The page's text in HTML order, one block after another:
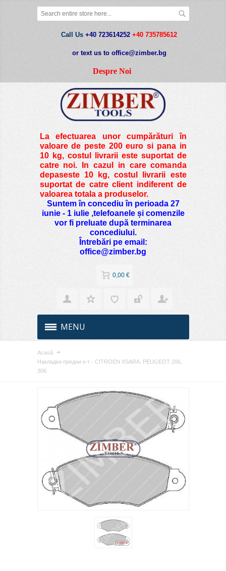
Call Us +40 723614252 +40 735785612
or text us to office@zimber.bg
Despre Noi
La efectuarea unor cumpărături în
valoare de peste200 euro si pana in
10 kg, costul livrarii este suportat de
catre noi. In cazul in care comanda
depaseste 10 kg, costul livrarii este
suportat de catre client indiferent de
valoarea totala a produselor.
Suntem în concediu în perioada 27
iunie - 1 iulie ,telefoanele și comenzile
vor fi preluate după terminarea
concediului.
Întrebări pe email:
office@zimber.bg
0,00 €
MENU
Acasă
Накладки предни к-т - CITROEN XSARA, PEUGEOT 206,
306